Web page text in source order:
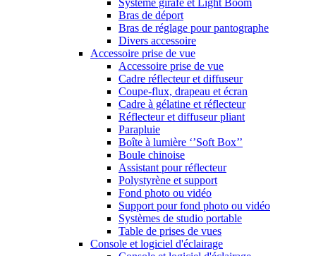
Système girafe et Light Boom
Bras de déport
Bras de réglage pour pantographe
Divers accessoire
Accessoire prise de vue
Accessoire prise de vue
Cadre réflecteur et diffuseur
Coupe-flux, drapeau et écran
Cadre à gélatine et réflecteur
Réflecteur et diffuseur pliant
Parapluie
Boîte à lumière ‘’Soft Box’’
Boule chinoise
Assistant pour réflecteur
Polystyrène et support
Fond photo ou vidéo
Support pour fond photo ou vidéo
Systèmes de studio portable
Table de prises de vues
Console et logiciel d'éclairage